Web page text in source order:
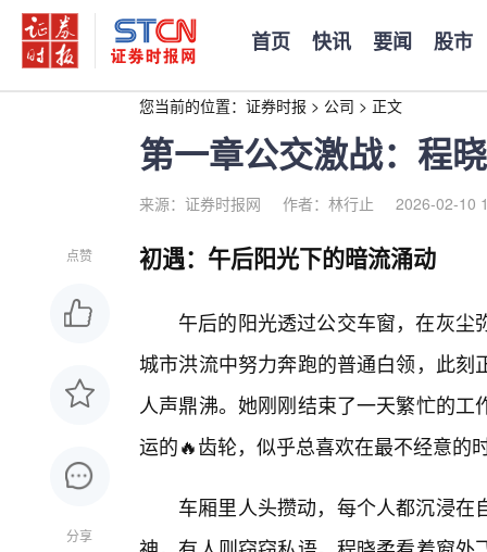
首页 快讯 要闻 股市
您当前的位置： 证券时报 > 公司 > 正文
第一章公交激战：程
来源：证券时报网 作者：林行止 2026-02-10
点赞
分享
初遇：午后阳光下的暗流涌动
午后的阳光透过公交车窗，在灰
城市洪流中努力奔跑的普通白领，此
人声鼎沸。她刚刚结束了一天繁忙的
运的🔥齿轮，似乎总喜欢在最不经意的
车厢里人头攒动，每个人都沉浸